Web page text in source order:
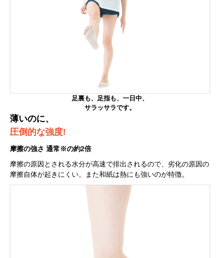
足裏も、足指も、一日中、
サラッサラです。
薄いのに、
圧倒的な強度!
摩擦の強さ 通常※の約2倍
摩擦の原因とされる水分が高速で排出されるので、劣化の原因の
摩擦自体が起きにくい。また和紙は熱にも強いのが特徴。